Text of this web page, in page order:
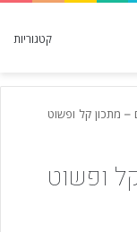
קטגוריות
– מתכון קל ופשוט
ופשוט